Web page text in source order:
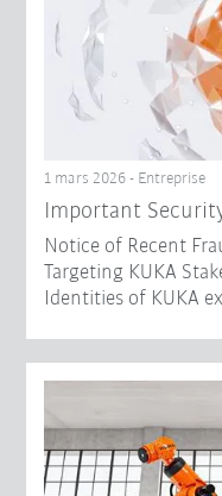
1 mars 2026 - Entreprise
Important
Notice of Recent
Targeting KUKA
Identities of KUKA